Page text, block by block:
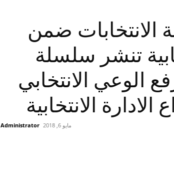
ضمن
تنشر سلسلة
الوعي الانتخابي
الادارة الانتخابية
Administrator مايو 6, 2018